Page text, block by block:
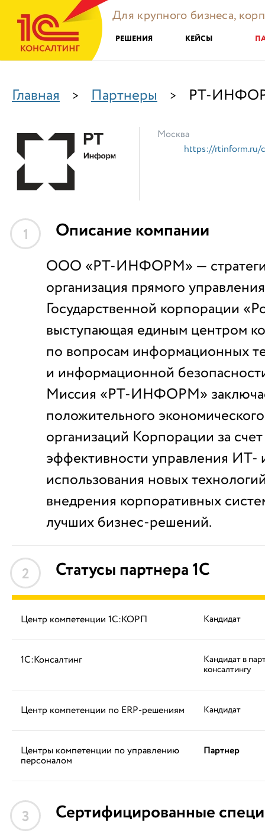
Для крупного бизнеса,
РЕШЕНИЯ КЕЙСЫ
Главная > Партнеры > РТ-
Москва
https://rtinform.ru/
1 Описание компании
ООО «РТ-ИНФОРМ» —
организация прямого управления
Государственной корпорации
выступающая единым центром
по вопросам информационных
и информационной
Миссия «РТ-ИНФОРМ»
положительного
организаций Корпорации за
эффективности управления ИТ-
использования новых
внедрения корпоративных
лучших бизнес-решений.
2 Статусы партнера 1С
Центр компетенции 1С:КОРП Кандидат
1С:Консалтинг Кандидат в
консалтингу
Центр компетенции по ERP-решениям Кандидат
Центры компетенции по управлению
персоналом
Партнер
3 Сертифицированные